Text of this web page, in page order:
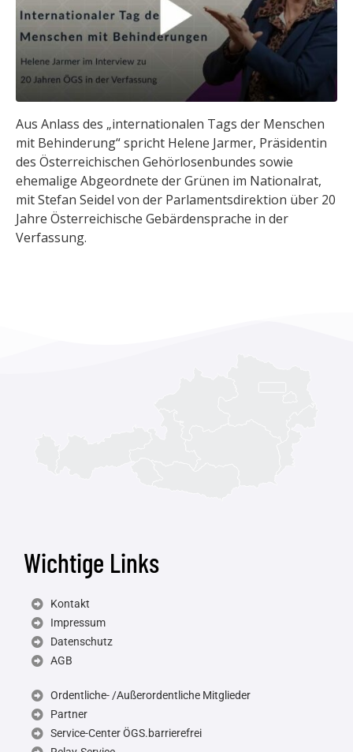
Aus Anlass des „internationalen Tags der Menschen
mit Behinderung“ spricht Helene Jarmer, Präsidentin
des Österreichischen Gehörlosenbundes sowie
ehemalige Abgeordnete der Grünen im Nationalrat,
mit Stefan Seidel von der Parlamentsdirektion über 20
Jahre Österreichische Gebärdensprache in der
Verfassung.
Wichtige Links
Kontakt
Impressum
Datenschutz
AGB
Ordentliche- /Außerordentliche Mitglieder
Partner
Service-Center ÖGS.barrierefrei